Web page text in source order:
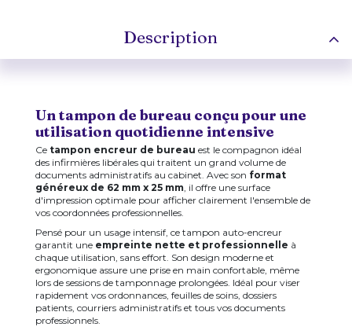
Description
Un tampon de bureau conçu pour une
utilisation quotidienne intensive
Ce tampon encreur de bureau est le compagnon idéal
des infirmières libérales qui traitent un grand volume de
documents administratifs au cabinet. Avec son format
généreux de 62 mm x 25 mm, il offre une surface
d'impression optimale pour afficher clairement l'ensemble de
vos coordonnées professionnelles.
Pensé pour un usage intensif, ce tampon auto-encreur
garantit une empreinte nette et professionnelle à
chaque utilisation, sans effort. Son design moderne et
ergonomique assure une prise en main confortable, même
lors de sessions de tamponnage prolongées. Idéal pour viser
rapidement vos ordonnances, feuilles de soins, dossiers
patients, courriers administratifs et tous vos documents
professionnels.